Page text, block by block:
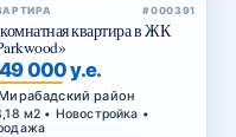
#000391
квартира в ЖК
000 у.е.
район
м2 • Новостройка •